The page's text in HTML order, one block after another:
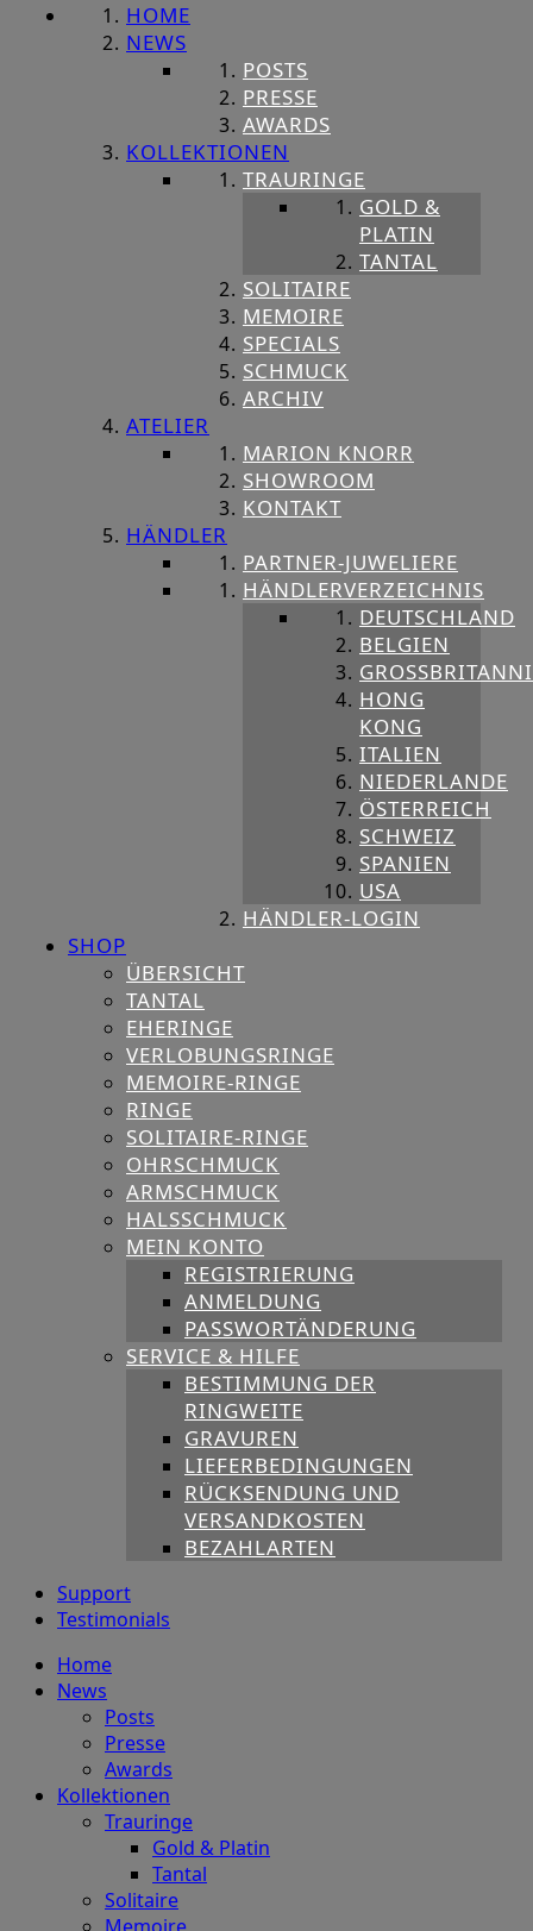
HOME
NEWS
POSTS
PRESSE
AWARDS
KOLLEKTIONEN
TRAURINGE
GOLD &
PLATIN
TANTAL
SOLITAIRE
MEMOIRE
SPECIALS
SCHMUCK
ARCHIV
ATELIER
MARION KNORR
SHOWROOM
KONTAKT
HÄNDLER
PARTNER-JUWELIERE
HÄNDLERVERZEICHNIS
DEUTSCHLAND
BELGIEN
HONG
KONG
ITALIEN
NIEDERLANDE
ÖSTERREICH
SCHWEIZ
SPANIEN
USA
HÄNDLER-LOGIN
SHOP
ÜBERSICHT
TANTAL
EHERINGE
VERLOBUNGSRINGE
MEMOIRE-RINGE
RINGE
SOLITAIRE-RINGE
OHRSCHMUCK
ARMSCHMUCK
HALSSCHMUCK
MEIN KONTO
REGISTRIERUNG
ANMELDUNG
PASSWORTÄNDERUNG
SERVICE & HILFE
BESTIMMUNG DER
RINGWEITE
GRAVUREN
LIEFERBEDINGUNGEN
RÜCKSENDUNG UND
VERSANDKOSTEN
BEZAHLARTEN
Support
Testimonials
Home
News
Posts
Presse
Awards
Kollektionen
Trauringe
Gold & Platin
Tantal
Solitaire